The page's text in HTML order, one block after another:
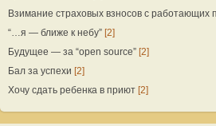
Взимание страховых взносов с работающих
“…я — ближе к небу” [2]
Будущее — за “open source” [2]
Бал за успехи [2]
Хочу сдать ребенка в приют [2]